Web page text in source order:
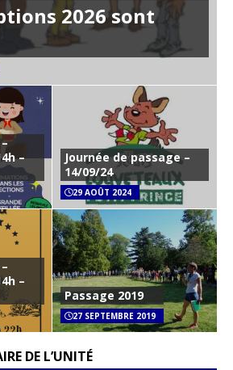
2026 sont
–
Journée de passage –
14/09/24
29 AOÛT 2024
–
Passage 2019
27 SEPTEMBRE 2019
DE L’UNITÉ